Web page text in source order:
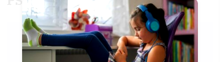
PACO SÁNCHEZ
MÚGICA
12/10/2016